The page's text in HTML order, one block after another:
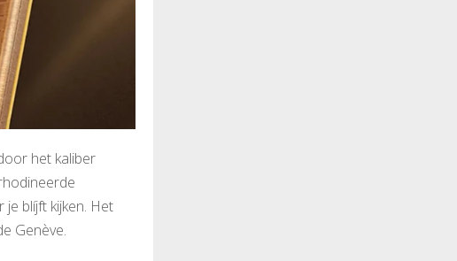
het kaliber
blíjft kijken. Het
Genève.